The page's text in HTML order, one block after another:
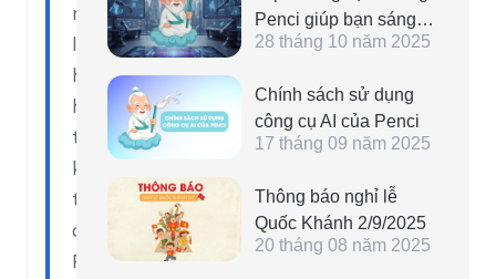
nên
hoạt
hơn,
trong
khi
tùy
chọn
PDF
năm
Penci giúp bạn sáng
tạo như designer
dàng sử dụng
28 tháng 10 năm 2025
Chính sách sử dụng
công cụ AI của Penci
17 tháng 09 năm 2025
Thông báo nghỉ lễ
Quốc Khánh 2/9/2025
20 tháng 08 năm 2025